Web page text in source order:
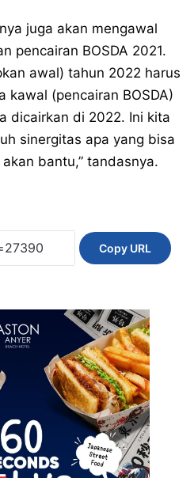
juga akan mengawal
pencairan BOSDA 2021.
awal) tahun 2022 harus
kawal (pencairan BOSDA)
dicairkan di 2022. Ini kita
sinergitas apa yang bisa
bantu,” tandasnya.
Copy URL